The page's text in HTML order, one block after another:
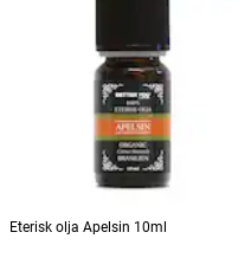
Eterisk olja Apelsin 10ml